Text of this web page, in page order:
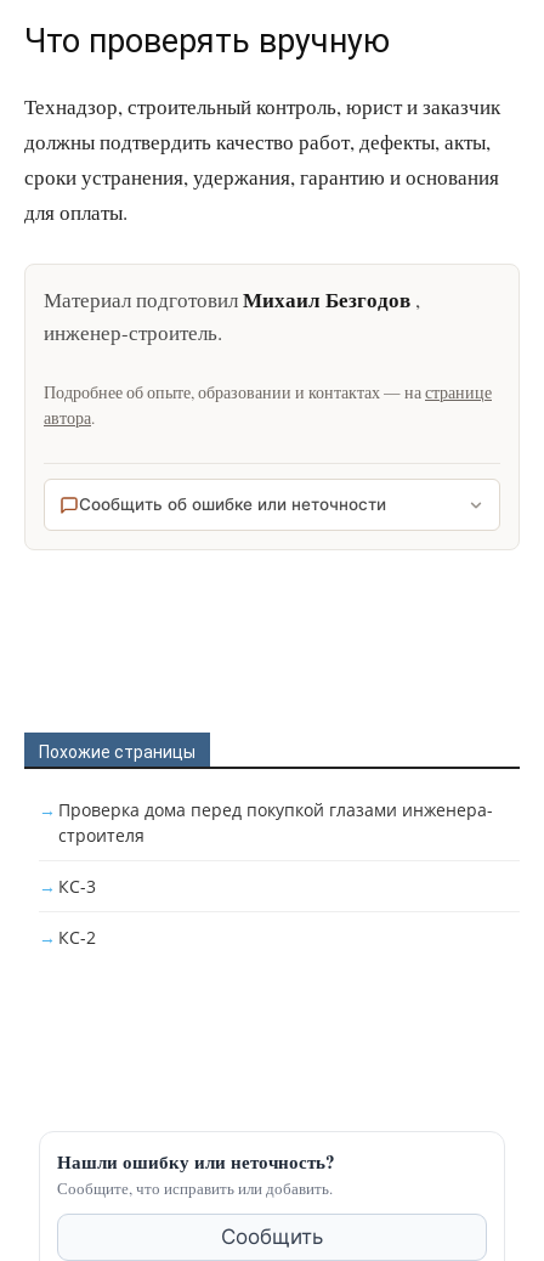
Что проверять вручную
Технадзор, строительный контроль, юрист и заказчик
должны подтвердить качество работ, дефекты, акты,
сроки устранения, удержания, гарантию и основания
для оплаты.
Материал подготовилМихаил Безгодов ,
инженер-строитель.
Подробнее об опыте, образовании и контактах — настранице
автора.
Сообщить об ошибке или неточности
Похожие страницы
Проверка дома перед покупкой глазами инженера-
строителя
КС-3
КС-2
Нашли ошибку или неточность?
Сообщите, что исправить или добавить.
Сообщить